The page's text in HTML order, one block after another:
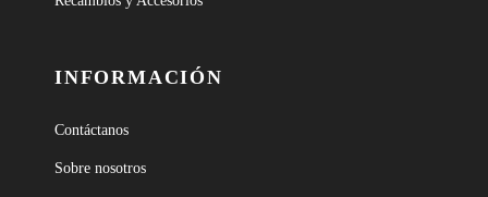
INFORMACIÓN
Contáctanos
Sobre nosotros